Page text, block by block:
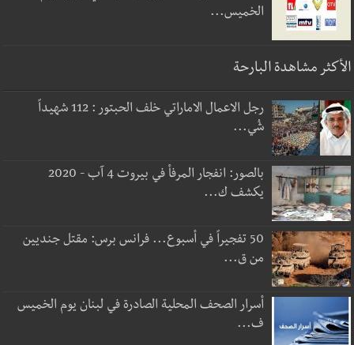
الخميس...
الأكثر مشاهدة البارحة
رجل الاعمال الاماراتي خلف الحبتور : 112 شهيداً
شُي...
بالصور: انفجار المرفأ في بيروت 4 آب - 2020
يكشف ك...
50 تفجيراً في أسبوع... فرانس برس: مقتل جنديين
من ق...
أسرار الصحف المحلية الصادرة في لبنان يوم الخميس
ف...